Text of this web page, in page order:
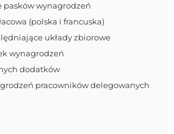
pasków wynagrodzeń
(polska i francuska)
układy zbiorowe
wynagrodzeń
dodatków
pracowników delegowanych